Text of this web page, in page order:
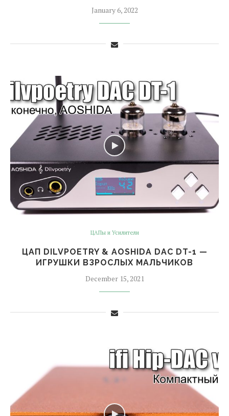
January 6, 2022
ЦАПы и Усилители
ЦАП DILVPOETRY & AOSHIDA DAC DT-1 —
ИГРУШКИ ВЗРОСЛЫХ МАЛЬЧИКОВ
December 15, 2021